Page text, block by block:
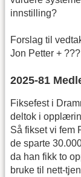
innstilling?
Forslag til
Jon Petter + ???
2025-81
Fiksefest i
deltok i
Så fikset vi fem
de sparte
da han fikk to
bruke til nett-